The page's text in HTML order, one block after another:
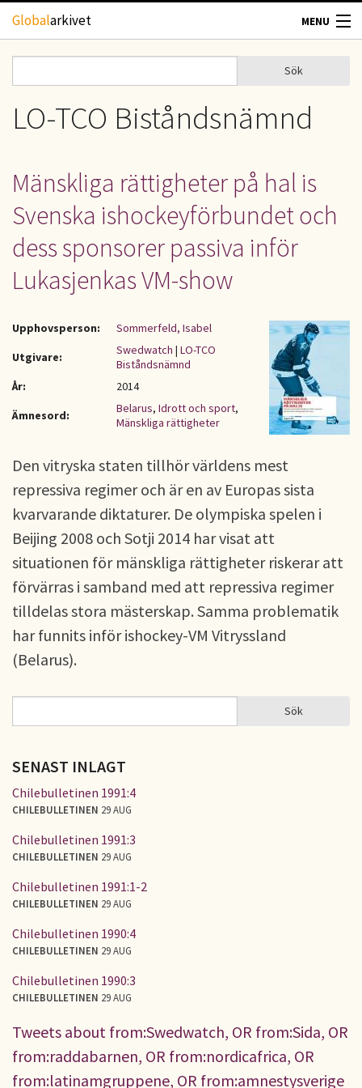
Hoppa till huvudinnehåll
Globalarkivet MENU
TIDSKRIFTER
UPPHOVSRÄTT
OM OSS
KONTAKT
Sökformulär
Sök
LO-TCO Biståndsnämnd
Mänskliga rättigheter på hal is
Svenska ishockeyförbundet och
dess sponsorer passiva inför
Lukasjenkas VM-show
Upphovsperson:
Sommerfeld, Isabel
Utgivare:
Swedwatch | LO-TCO
Biståndsnämnd
År:
2014
Ämnesord:
Belarus, Idrott och sport,
Mänskliga rättigheter
Den vitryska staten tillhör världens mest
repressiva regimer och är en av Europas sista
kvarvarande diktaturer. De olympiska spelen i
Beijing 2008 och Sotji 2014 har visat att
situationen för mänskliga rättigheter riskerar att
förvärras i samband med att repressiva regimer
tilldelas stora mästerskap. Samma problematik
har funnits inför ishockey-VM Vitryssland
(Belarus).
SÖKFORMULÄR Sök
SENAST INLAGT
Chilebulletinen 1991:4
CHILEBULLETINEN 29 AUG
Chilebulletinen 1991:3
CHILEBULLETINEN 29 AUG
Chilebulletinen 1991:1-2
CHILEBULLETINEN 29 AUG
Chilebulletinen 1990:4
CHILEBULLETINEN 29 AUG
Chilebulletinen 1990:3
CHILEBULLETINEN 29 AUG
Tweets about from:Swedwatch, OR from:Sida, OR
from:raddabarnen, OR from:nordicafrica, OR
from:latinamgruppene, OR from:amnestysverige